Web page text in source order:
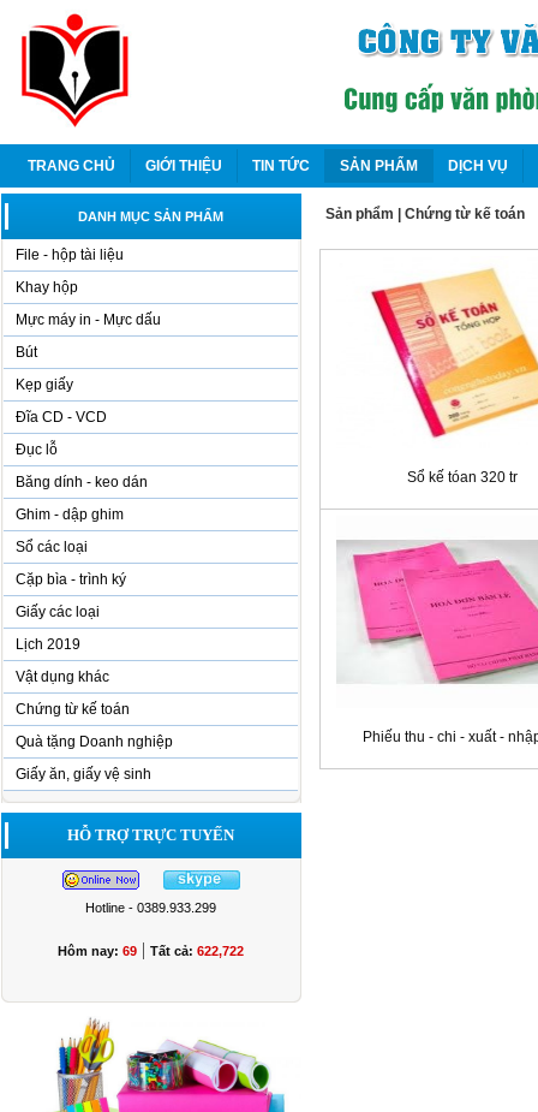
TRANG CHỦ GIỚI THIỆU TIN TỨC SẢN PHẨM DỊCH VỤ
DANH MỤC SẢN PHẨM
File - hộp tài liệu
Khay hộp
Mực máy in - Mực dấu
Bút
Kẹp giấy
Đĩa CD - VCD
Đục lỗ
Băng dính - keo dán
Ghim - dập ghim
Sổ các loại
Cặp bìa - trình ký
Giấy các loại
Lịch 2019
Vật dụng khác
Chứng từ kế toán
Quà tặng Doanh nghiệp
Giấy ăn, giấy vệ sinh
HỖ TRỢ TRỰC TUYẾN
Hotline - 0389.933.299
Hôm nay: 69 | Tất cả: 622,722
Sản phẩm Chứng từ kế toán
Sổ kế tóan 320 tr
Phiếu thu - chi - xuất -